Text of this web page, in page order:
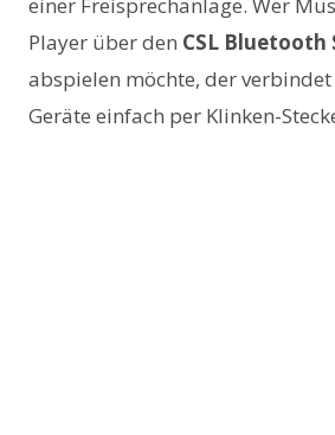
Player über den CSL Bluetooth
abspielen möchte, der
Geräte einfach per Klinken-